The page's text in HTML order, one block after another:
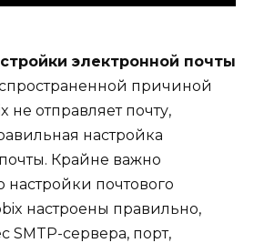
электронной почты
причиной
не отправляет почту,
настройка
Крайне важно
настройки почтового
настроены правильно,
SMTP-сервера, порт,